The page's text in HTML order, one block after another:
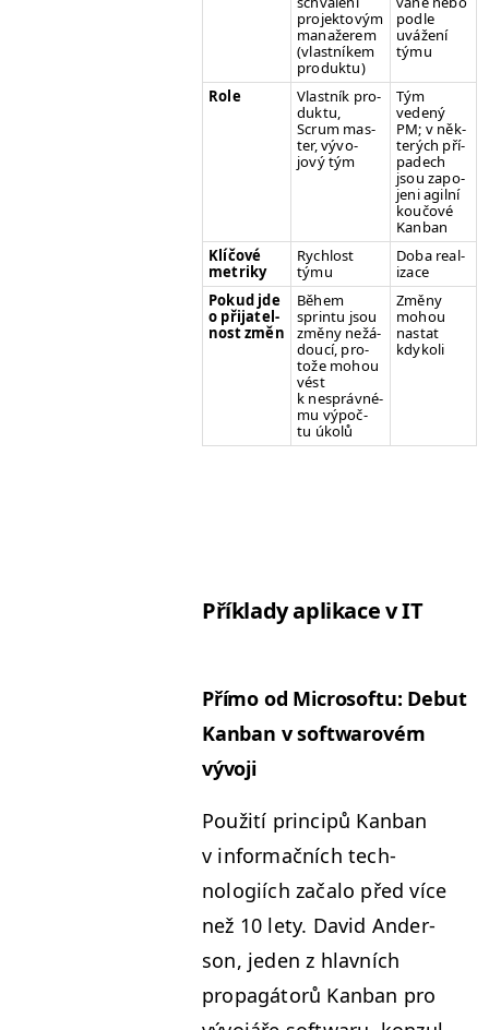
pro­jek­tovým
man­ažerem
(vlast­níkem
produktu)
podle
uvážení
týmu
Role
Vlast­ník pro­
duk­tu,
Scrum mas­
ter, vývo­
jový tým
Tým
vedený
PM; v něk­
terých pří­
padech
jsou zapo­
jeni agilní
koučové
Kanban
Klíčové
metriky
Rychlost
týmu
Doba real­
izace
Pokud jde
o při­jatel­
nost změn
Během
sprintu jsou
změny nežá­
doucí, pro­
tože mohou
vést
k nesprávné­
mu výpoč­
tu úkolů
Změny
mohou
nas­tat
kdykoli
Přík­la­dy aplikace vIT
Pří­mo od Microsof­tu: Debut
Kan­ban v soft­warovém
vývoji
Použití prin­cipů Kan­ban
v infor­mačních tech­
nologiích zača­lo před více
než 10 lety. David Ander­
son, jeden z hlavních
propagá­torů Kan­ban pro